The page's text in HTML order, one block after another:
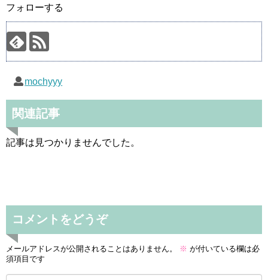
フォローする
mochyyy
関連記事
記事は見つかりませんでした。
コメントをどうぞ
メールアドレスが公開されることはありません。 ※ が付いている欄は必
須項目です